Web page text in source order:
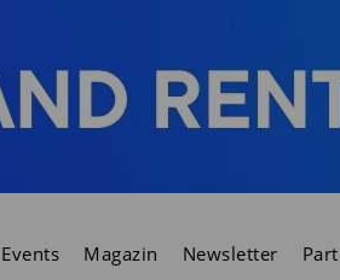
Events Magazin Newsletter